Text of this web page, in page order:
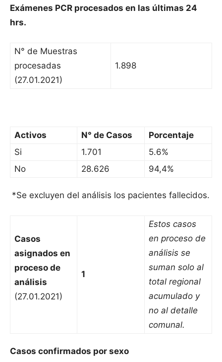
Exámenes PCR procesados en las últimas 24
hrs.
N° de Muestras
procesadas
(27.01.2021)
1.898
Activos N° de Casos
Porcentaje
Si
1.701
5.6%
No
28.626 94,4%
*Se excluyen del análisis los pacientes fallecidos.
Casos
asignados en
proceso de
análisis
(27.01.2021)
1
Estos casos
en proceso de
análisis se
suman solo al
total regional
acumulado y
no al detalle
comunal.
Casos confirmados por sexo